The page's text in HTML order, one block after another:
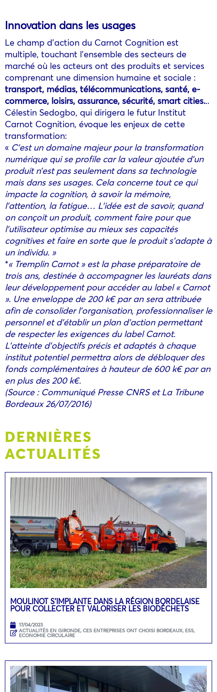
Innovation dans les usages
Le champ d’action du Carnot Cognition est
multiple, touchant l’ensemble des secteurs de
marché où les acteurs ont des produits et services
comprenant une dimension humaine et sociale :
transport, médias, télécommunications, santé, e-
commerce, loisirs, assurance, sécurité, smart cities...
Célestin Sedogbo, qui dirigera le futur Institut
Carnot Cognition, évoque les enjeux de cette
transformation:
« C’est un domaine majeur pour la transformation
numérique qui se profile car la valeur ajoutée d’un
produit n’est pas seulement dans sa technologie
mais dans ses usages. Cela concerne tout ce qui
impacte la cognition, à savoir la mémoire,
l’attention, la fatigue… L’idée est de savoir, quand
on conçoit un produit, comment faire pour que
l’utilisateur optimise au mieux ses capacités
cognitives et faire en sorte que le produit s’adapte à
un individu. »
*« Tremplin Carnot » est la phase préparatoire de
trois ans, destinée à accompagner les lauréats dans
leur développement pour accéder au label « Carnot
». Une enveloppe de 200 k€ par an sera attribuée
afin de consolider l’organisation, professionnaliser le
personnel et d’établir un plan d’action permettant
de respecter les exigences du label Carnot.
L’atteinte d’objectifs précis et adaptés à chaque
institut potentiel permettra alors de débloquer des
fonds complémentaires à hauteur de 600 k€ par an
en plus des 200 k€.
(Source : Communiqué Presse CNRS et La Tribune
Bordeaux 26/07/2016)
DERNIÈRES
ACTUALITÉS
MOULINOT S’IMPLANTE DANS LA RÉGION BORDELAISE
POUR COLLECTER ET VALORISER LES BIODÉCHETS
17/04/2023
ACTUALITÉS EN GIRONDE, CES ENTREPRISES ONT CHOISI BORDEAUX, ESS,
ECONOMIE CIRCULAIRE